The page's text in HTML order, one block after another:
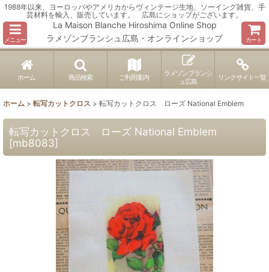
1988年以来、ヨーロッパやアメリカからヴィンテージ生地、ソーイング雑貨、手
芸材料を輸入、販売しています。 広島にショップがございます。
メニュー
La Maison Blanche Hiroshima Online Shop
ラメゾンブランシュ広島・オンラインショップ
カート
ホーム 商品検索 ご利用案内
ラメゾンブランシ
ュ広島
リンクサイト一覧
ホーム > 転写カットクロス > 転写カットクロス ローズ National Emblem
転写カットクロス ローズ National Emblem
[mb8083]